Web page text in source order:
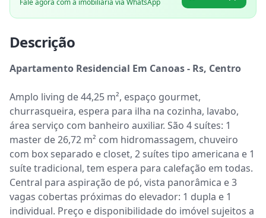
Fale agora com a imobiliária via WhatsApp
Descrição
Apartamento Residencial Em Canoas - Rs, Centro
Amplo living de 44,25 m², espaço gourmet,
churrasqueira, espera para ilha na cozinha, lavabo,
área serviço com banheiro auxiliar. São 4 suítes: 1
master de 26,72 m² com hidromassagem, chuveiro
com box separado e closet, 2 suítes tipo americana e 1
suíte tradicional, tem espera para calefação em todas.
Central para aspiração de pó, vista panorâmica e 3
vagas cobertas próximas do elevador: 1 dupla e 1
individual. Preço e disponibilidade do imóvel sujeitos a